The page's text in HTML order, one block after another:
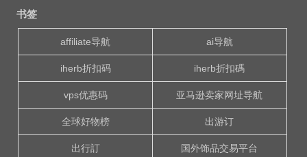
书签
affiliate导航 ai导航
iherb折扣码 iherb折扣碼
vps优惠码 亚马逊卖家网址导航
全球好物榜 出游订
出行訂 国外饰品交易平台